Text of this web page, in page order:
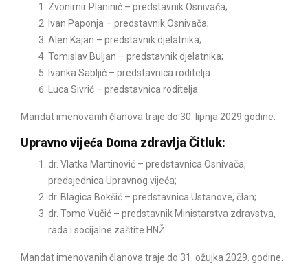
Zvonimir Planinić – predstavnik Osnivača;
Ivan Paponja – predstavnik Osnivača;
Alen Kajan – predstavnik djelatnika;
Tomislav Buljan – predstavnik djelatnika;
Ivanka Sabljić – predstavnica roditelja.
Luca Sivrić – predstavnica roditelja.
Mandat imenovanih članova traje do 30. lipnja 2029 godine.
Upravno vijeća Doma zdravlja Čitluk:
dr. Vlatka Martinović – predstavnica Osnivača,
predsjednica Upravnog vijeća;
dr. Blagica Bokšić – predstavnica Ustanove, član;
dr. Tomo Vučić – predstavnik Ministarstva zdravstva,
rada i socijalne zaštite HNŽ.
Mandat imenovanih članova traje do 31. ožujka 2029. godine.